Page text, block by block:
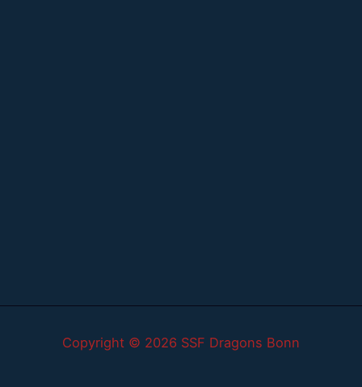
Copyright © 2026 SSF Dragons Bonn